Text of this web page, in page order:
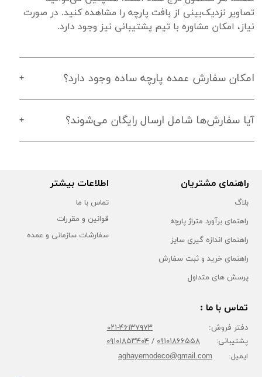
نیاز، امکان مشاوره با تیم پشتیبانی نیز وجود دارد.
امکان سفارش عمده پارچه ساده وجود دارد؟
آیا سفارش‌ها شامل ارسال رایگان می‌شوند؟
راهنمای مشتریان
بلاگ
راهنمای برآورد متراژ پارچه
راهنمای اندازه گیری سایز
راهنمای خرید و ثبت سفارش
پرسش های متداول
اطلاعات بیشتر
تماس با ما
قوانین و مقررات
سفارشات سازمانی و عمده
تماس با ما :
دفتر فروش: ۴۶۱۳۷۹۷۳-۰۲۱
پشتیبانی: ۰۹۱۰۱۸۶۶۵۵۸/۰۹۱۰۱۸۵۳۴۰۴
ایمیل: aghayemodeco@gmail.com